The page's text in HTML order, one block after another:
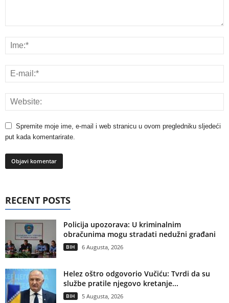
Spremite moje ime, e-mail i web stranicu u ovom pregledniku sljedeći
put kada komentarirate.
RECENT POSTS
Policija upozorava: U kriminalnim
obračunima mogu stradati nedužni građani
BIH 6 Augusta, 2026
Helez oštro odgovorio Vučiću: Tvrdi da su
službe pratile njegovo kretanje...
BIH 5 Augusta, 2026